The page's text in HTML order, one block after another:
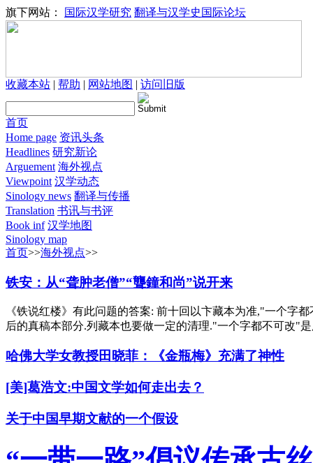
旗下网站： 国际汉学研究 翻译与汉学史国际论坛
收藏本站 | 帮助 | 网站地图 | 访问旧版
首页
Home page 资讯头条
Headlines 研究新论
Arguement 海外视点
Viewpoint 汉学动态
Sinology news 翻译与传播
Translation 书讯与书评
Book inf 汉学地图
Sinology map
首页>>海外视点>>
铁安：从“聋肿老僧”“聾鐘和尚”说开来
《铁说红楼》有此问题的答案: 前十回以卞藏本为准,"一个字
后的真稿本部分.列藏本也要做一定的清理."一个字都不可改"
哈佛大学女教授田晓菲：《金瓶梅》充满了神性
[美]葛浩文:中国文学如何走出去？
关于中国早期文献的一个假设